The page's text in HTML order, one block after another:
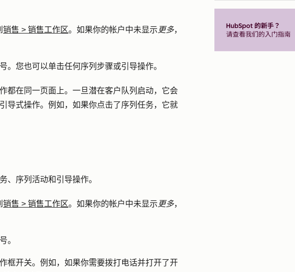
销售 > 销售工作区。如果你的帐户中未显示 更多，
。您也可以单击任何序列步骤或引导操作。
都在同一页面上。一旦潜在客户队列启动，它会
导式操作。例如，如果你点击了序列任务，它就
、序列活动和引导操作。
销售 > 销售工作区。如果你的帐户中未显示 更多，
。
框开关。例如，如果你需要拨打电话并打开了开